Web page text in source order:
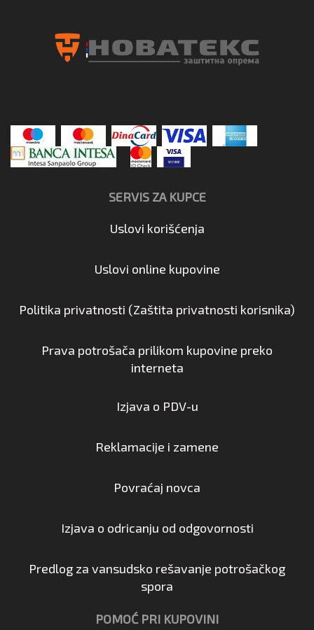
SERVIS ZA KUPCE
Uslovi korišćenja
Uslovi online kupovine
Politika privatnosti (Zaštita privatnosti korisnika)
Prava potrošača prilikom kupovine preko
interneta
Izjava o PDV-u
Reklamacije i zamene
Povraćaj novca
Izjava o odricanju od odgovornosti
Predlog za vansudsko rešavanje potrošačkog
spora
POMOĆ PRI KUPOVINI